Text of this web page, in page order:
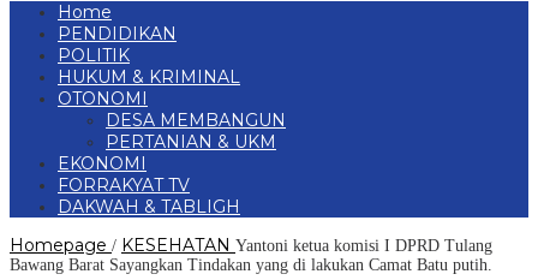
Home
PENDIDIKAN
POLITIK
HUKUM & KRIMINAL
OTONOMI
DESA MEMBANGUN
PERTANIAN & UKM
EKONOMI
FORRAKYAT TV
DAKWAH & TABLIGH
Homepage / KESEHATAN Yantoni ketua komisi I DPRD Tulang
Bawang Barat Sayangkan Tindakan yang di lakukan Camat Batu putih.